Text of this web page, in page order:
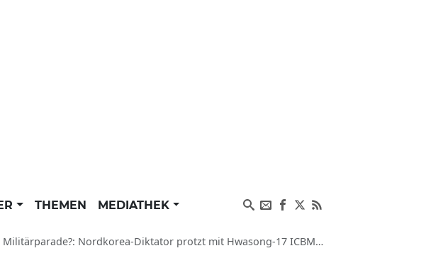
THEMEN MEDIATHEK
Nordkorea-Diktator protzt mit Hwasong-17 ICBM Interkontinentalraketen